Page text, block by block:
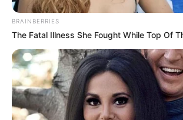
DIVERSAS
MATÉRIAS EM DESTAQUE NOS ÚLTIMOS
BRAINBERRIES
The Fatal Illness She Fought While Top Of